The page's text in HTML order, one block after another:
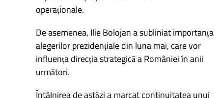
operaționale.
De asemenea, Ilie Bolojan a subliniat importanța
alegerilor prezidențiale din luna mai, care vor
influența direcția strategică a României în anii
următori.
Întâlnirea de astăzi a marcat continuitatea unui